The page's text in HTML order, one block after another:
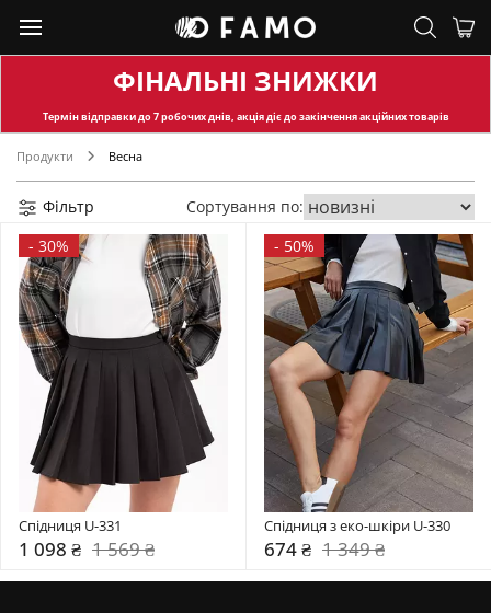
ФІНАЛЬНІ ЗНИЖКИ
Термін відправкидо 7 робочих днів, акція діє до закінчення акційних товарів
Продукти Весна
Фільтр
Сортування по:
- 30%
Спідниця U-331
1 098 ₴ 1 569 ₴
- 50%
Спідниця з еко-шкіри U-330
674 ₴ 1 349 ₴